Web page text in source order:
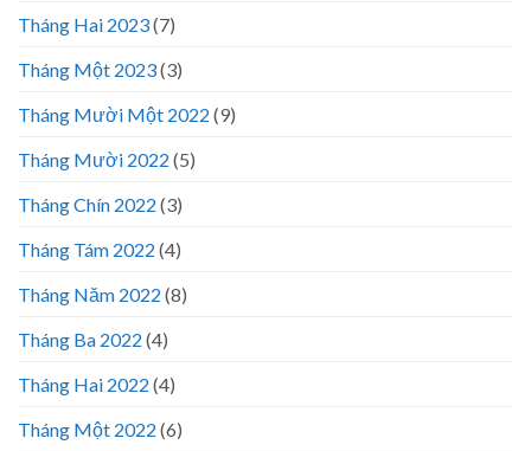
Tháng Hai 2023(7)
Tháng Một 2023(3)
Tháng Mười Một 2022 (9)
Tháng Mười 2022 (5)
Tháng Chín 2022 (3)
Tháng Tám 2022 (4)
Tháng Năm 2022 (8)
Tháng Ba 2022 (4)
Tháng Hai 2022 (4)
Tháng Một 2022 (6)